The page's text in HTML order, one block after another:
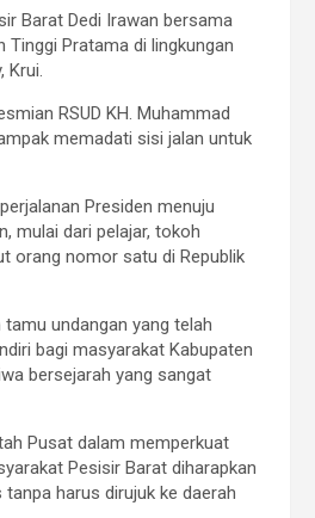
Barat Dedi Irawan bersama
Tinggi Pratama di lingkungan
Krui.
RSUD KH. Muhammad
memadati sisi jalan untuk
Presiden menuju
mulai dari pelajar, tokoh
orang nomor satu di Republik
undangan yang telah
bagi masyarakat Kabupaten
bersejarah yang sangat
Pusat dalam memperkuat
Pesisir Barat diharapkan
harus dirujuk ke daerah